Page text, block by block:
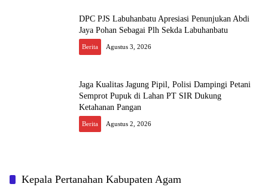
DPC PJS Labuhanbatu Apresiasi Penunjukan Abdi
Jaya Pohan Sebagai Plh Sekda Labuhanbatu
Berita Agustus 3, 2026
Jaga Kualitas Jagung Pipil, Polisi Dampingi Petani
Semprot Pupuk di Lahan PT SIR Dukung
Ketahanan Pangan
Berita Agustus 2, 2026
Kepala Pertanahan Kabupaten Agam